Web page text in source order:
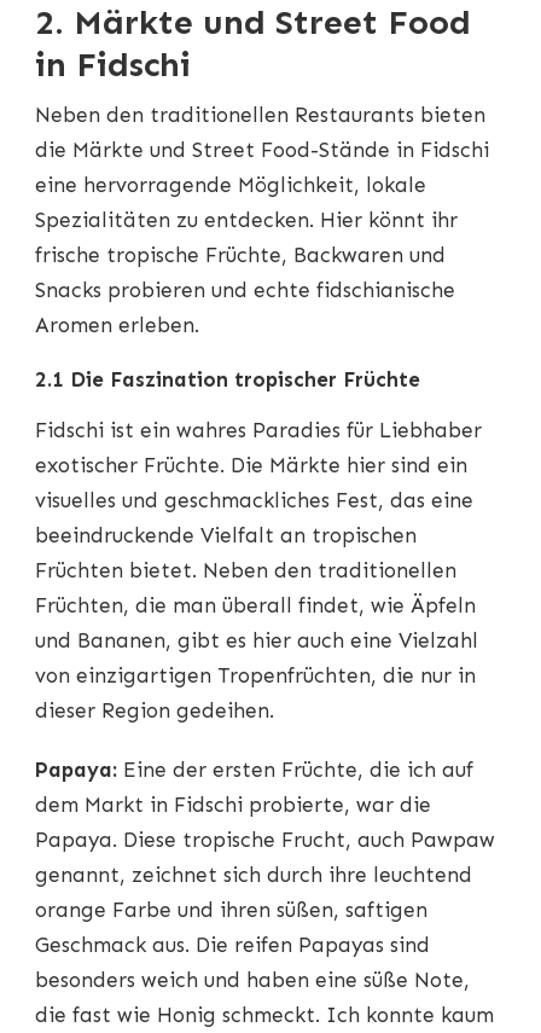
2. Märkte und Street Food
in Fidschi
Neben den traditionellen Restaurants bieten
die Märkte und Street Food-Stände in Fidschi
eine hervorragende Möglichkeit, lokale
Spezialitäten zu entdecken. Hier könnt ihr
frische tropische Früchte, Backwaren und
Snacks probieren und echte fidschianische
Aromen erleben.
2.1 Die Faszination tropischer Früchte
Fidschi ist ein wahres Paradies für Liebhaber
exotischer Früchte. Die Märkte hier sind ein
visuelles und geschmackliches Fest, das eine
beeindruckende Vielfalt an tropischen
Früchten bietet. Neben den traditionellen
Früchten, die man überall findet, wie Äpfeln
und Bananen, gibt es hier auch eine Vielzahl
von einzigartigen Tropenfrüchten, die nur in
dieser Region gedeihen.
Papaya: Eine der ersten Früchte, die ich auf
dem Markt in Fidschi probierte, war die
Papaya. Diese tropische Frucht, auch Pawpaw
genannt, zeichnet sich durch ihre leuchtend
orange Farbe und ihren süßen, saftigen
Geschmack aus. Die reifen Papayas sind
besonders weich und haben eine süße Note,
die fast wie Honig schmeckt. Ich konnte kaum